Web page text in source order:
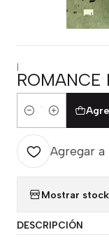
|
ROMANCE
Cantidad
Agregar a
Mostrar
DESCRIPCIÓN